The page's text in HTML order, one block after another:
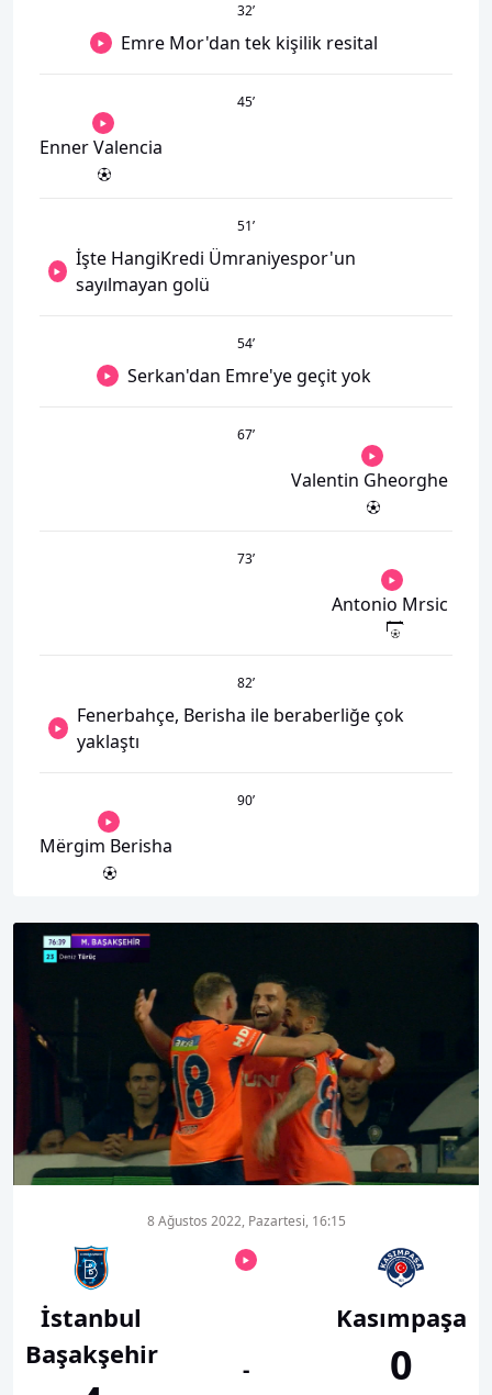
32’
Emre Mor'dan tek kişilik resital
45’
Enner Valencia
51’
İşte HangiKredi Ümraniyespor'un
sayılmayan golü
54’
Serkan'dan Emre'ye geçit yok
67’
Valentin Gheorghe
73’
Antonio Mrsic
82’
Fenerbahçe, Berisha ile beraberliğe çok
yaklaştı
90’
Mërgim Berisha
00:01 00:00
İstanbul
Başakşehir
8 Ağustos 2022, Pazartesi, 16:15
-
Kasımpaşa
0